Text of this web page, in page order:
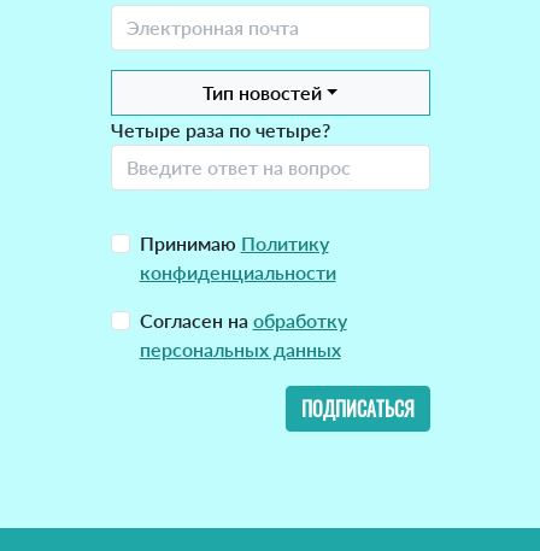
Тип новостей
Четыре раза по четыре?
Принимаю Политику
конфиденциальности
Согласен на обработку
персональных данных
ПОДПИСАТЬСЯ